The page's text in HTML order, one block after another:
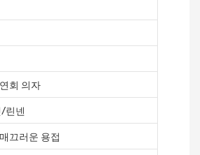
회 의자
린넨
끄러운 용접